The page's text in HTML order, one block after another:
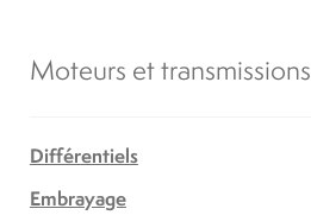
Moteurs et transmissions
Différentiels
Embrayage